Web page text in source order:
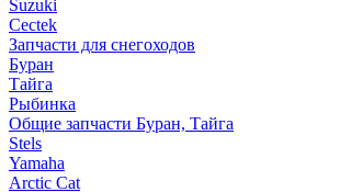
Suzuki
Cectek
Запчасти для снегоходов
Буран
Тайга
Рыбинка
Общие запчасти Буран, Тайга
Stels
Yamaha
Arctic Cat